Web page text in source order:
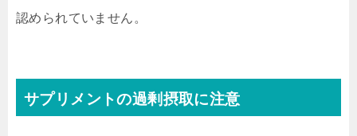
認められていません。
サプリメントの過剰摂取に注意